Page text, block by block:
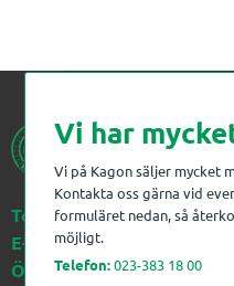
Telefon:023-383 18 00
E-post:kagon@kagon.se
Öppettider:Måndag-
Vi har
Vi på Kagon säljer mycket
Kontakta oss gärna vid
formuläret nedan, så
möjligt.
Telefon:023-383 18 00